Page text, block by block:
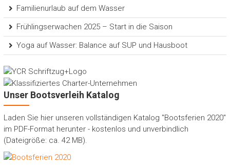
Familienurlaub auf dem Wasser
Frühlingserwachen 2025 – Start in die Saison
Yoga auf Wasser: Balance auf SUP und Hausboot
Unser Bootsverleih Katalog
Laden Sie hier unseren vollständigen Katalog "Bootsferien 2020"
im PDF-Format herunter - kostenlos und unverbindlich
(Dateigröße: ca. 42 MB).